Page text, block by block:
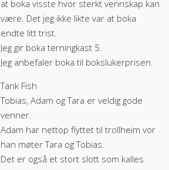
at boka visste hvor sterkt vennskap kan
være. Det jeg ikke likte var at boka
endte litt trist.
Jeg gir boka terningkast 5.
Jeg anbefaler boka til bokslukerprisen.
Tank Fish
Tobias, Adam og Tara er veldig gode
venner.
Adam har nettop flyttet til trollheim vor
han møter Tara og Tobias.
Det er også et stort slott som kalles